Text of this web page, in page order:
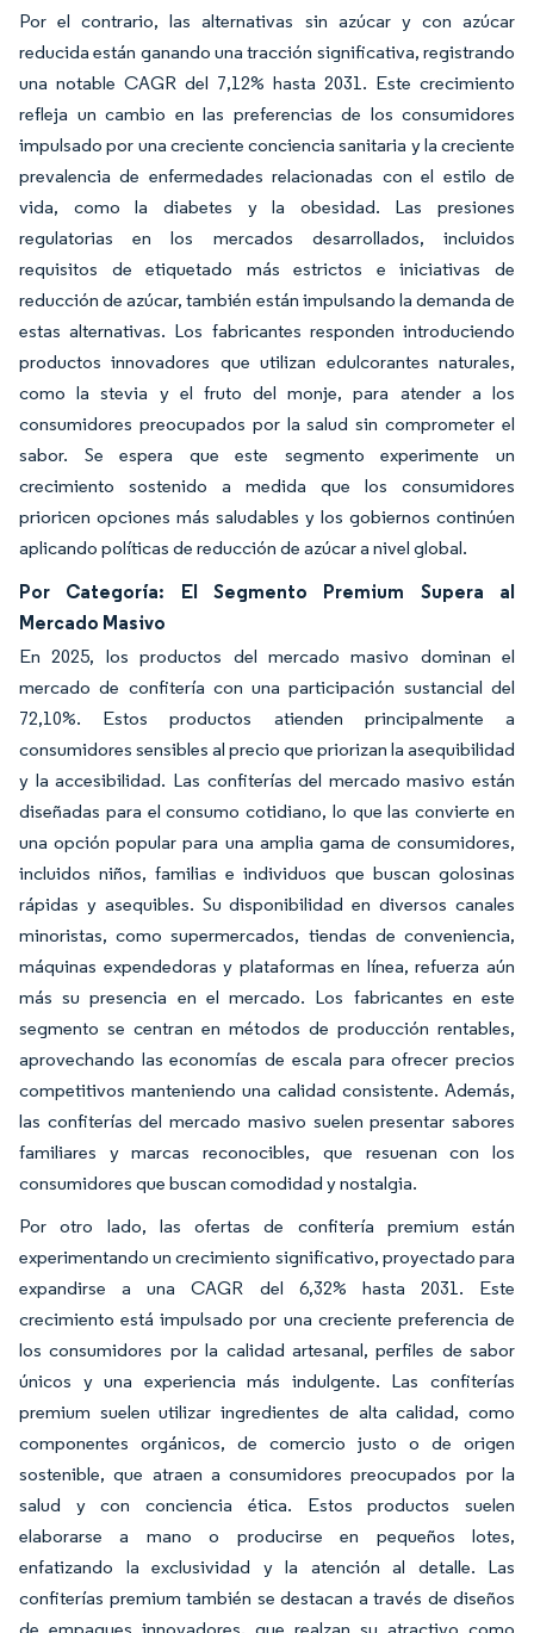
Por el contrario, las alternativas sin azúcar y con azúcar
reducida están ganando una tracción significativa, registrando
una notable CAGR del 7,12% hasta 2031. Este crecimiento
refleja un cambio en las preferencias de los consumidores
impulsado por una creciente conciencia sanitaria y la creciente
prevalencia de enfermedades relacionadas con el estilo de
vida, como la diabetes y la obesidad. Las presiones
regulatorias en los mercados desarrollados, incluidos
requisitos de etiquetado más estrictos e iniciativas de
reducción de azúcar, también están impulsando la demanda de
estas alternativas. Los fabricantes responden introduciendo
productos innovadores que utilizan edulcorantes naturales,
como la stevia y el fruto del monje, para atender a los
consumidores preocupados por la salud sin comprometer el
sabor. Se espera que este segmento experimente un
crecimiento sostenido a medida que los consumidores
prioricen opciones más saludables y los gobiernos continúen
aplicando políticas de reducción de azúcar a nivel global.
Por Categoría: El Segmento Premium Supera al
Mercado Masivo
En 2025, los productos del mercado masivo dominan el
mercado de confitería con una participación sustancial del
72,10%. Estos productos atienden principalmente a
consumidores sensibles al precio que priorizan la asequibilidad
y la accesibilidad. Las confiterías del mercado masivo están
diseñadas para el consumo cotidiano, lo que las convierte en
una opción popular para una amplia gama de consumidores,
incluidos niños, familias e individuos que buscan golosinas
rápidas y asequibles. Su disponibilidad en diversos canales
minoristas, como supermercados, tiendas de conveniencia,
máquinas expendedoras y plataformas en línea, refuerza aún
más su presencia en el mercado. Los fabricantes en este
segmento se centran en métodos de producción rentables,
aprovechando las economías de escala para ofrecer precios
competitivos manteniendo una calidad consistente. Además,
las confiterías del mercado masivo suelen presentar sabores
familiares y marcas reconocibles, que resuenan con los
consumidores que buscan comodidad y nostalgia.
Por otro lado, las ofertas de confitería premium están
experimentando un crecimiento significativo, proyectado para
expandirse a una CAGR del 6,32% hasta 2031. Este
crecimiento está impulsado por una creciente preferencia de
los consumidores por la calidad artesanal, perfiles de sabor
únicos y una experiencia más indulgente. Las confiterías
premium suelen utilizar ingredientes de alta calidad, como
componentes orgánicos, de comercio justo o de origen
sostenible, que atraen a consumidores preocupados por la
salud y con conciencia ética. Estos productos suelen
elaborarse a mano o producirse en pequeños lotes,
enfatizando la exclusividad y la atención al detalle. Las
confiterías premium también se destacan a través de diseños